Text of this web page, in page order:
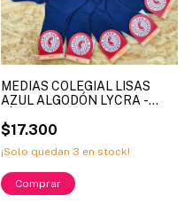
MEDIAS COLEGIAL LISAS
AZUL ALGODÓN LYCRA -
TALLE 2 ( X DOCENA )
$17.300
¡Solo quedan 3 en stock!